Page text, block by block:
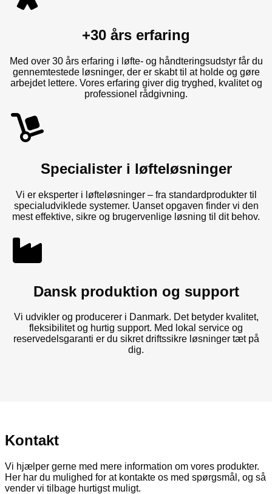
+30 års erfaring
Med over 30 års erfaring i løfte- og håndteringsudstyr får du
gennemtestede løsninger, der er skabt til at holde og gøre
arbejdet lettere. Vores erfaring giver dig tryghed, kvalitet og
professionel rådgivning.
Specialister i løfteløsninger
Vi er eksperter i løfteløsninger – fra standardprodukter til
specialudviklede systemer. Uanset opgaven finder vi den
mest effektive, sikre og brugervenlige løsning til dit behov.
Dansk produktion og support
Vi udvikler og producerer i Danmark. Det betyder kvalitet,
fleksibilitet og hurtig support. Med lokal service og
reservedelsgaranti er du sikret driftssikre løsninger tæt på
dig.
Kontakt
Vi hjælper gerne med mere information om vores produkter.
Her har du mulighed for at kontakte os med spørgsmål, og så
vender vi tilbage hurtigst muligt.